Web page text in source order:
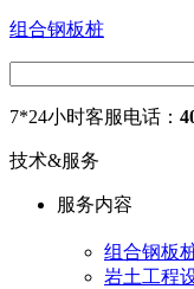
组合钢板桩
7*24小时客服电话：
技术&服务
服务内容
组合钢板
岩土工程